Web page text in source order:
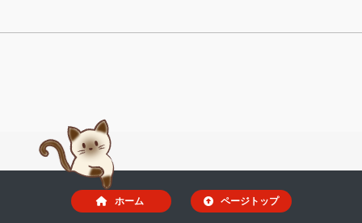
ホーム ページトップ